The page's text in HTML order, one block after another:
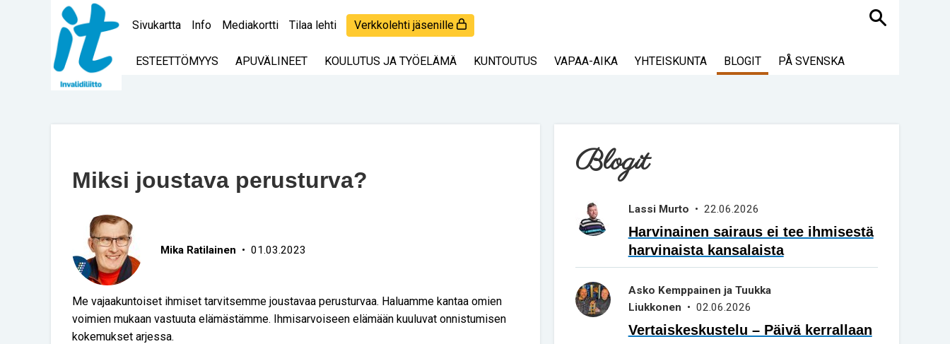
Sivukartta Info Mediakortti Tilaa lehti Verkkolehti jäsenille Haku
ESTEETTÖMYYS APUVÄLINEET KOULUTUS JA TYÖELÄMÄ KUNTOUTUS VAPAA-AIKA YHTEISKUNTA BLOGIT PÅ SVENSKA
Miksi joustava perusturva?
Mika Ratilainen • 01.03.2023
Me vajaakuntoiset ihmiset tarvitsemme joustavaa perusturvaa. Haluamme kantaa omien
voimien mukaan vastuuta elämästämme. Ihmisarvoiseen elämään kuuluvat onnistumisen
kokemukset arjessa.
Blogit
Lassi Murto • 22.06.2026
Harvinainen sairaus ei tee ihmisestä
harvinaista kansalaista
Asko Kemppainen ja Tuukka
Liukkonen • 02.06.2026
Vertaiskeskustelu – Päivä kerrallaan